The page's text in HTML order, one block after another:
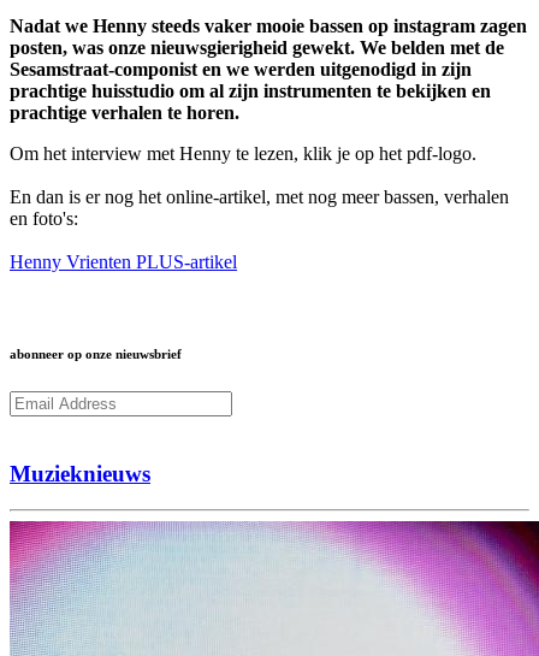
Nadat we Henny steeds vaker mooie bassen op instagram zagen
posten, was onze nieuwsgierigheid gewekt. We belden met de
Sesamstraat-componist en we werden uitgenodigd in zijn
prachtige huisstudio om al zijn instrumenten te bekijken en
prachtige verhalen te horen.
Om het interview met Henny te lezen, klik je op het pdf-logo.
En dan is er nog het online-artikel, met nog meer bassen, verhalen
en foto's:
Henny Vrienten PLUS-artikel
abonneer op onze nieuwsbrief
Muzieknieuws